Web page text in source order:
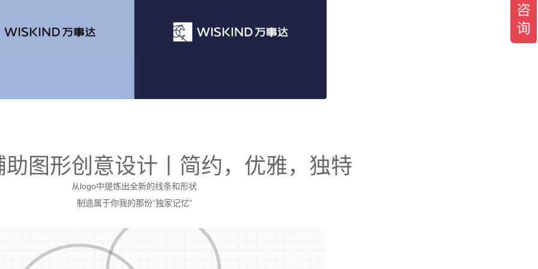
图形创意设计丨简约，优雅，独特
从logo中提炼出全新的线条和形状
制造属于你我的那份“独家记忆”